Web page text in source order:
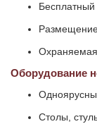
Бесплатный
Охраняемая
Оборудование
Столы,